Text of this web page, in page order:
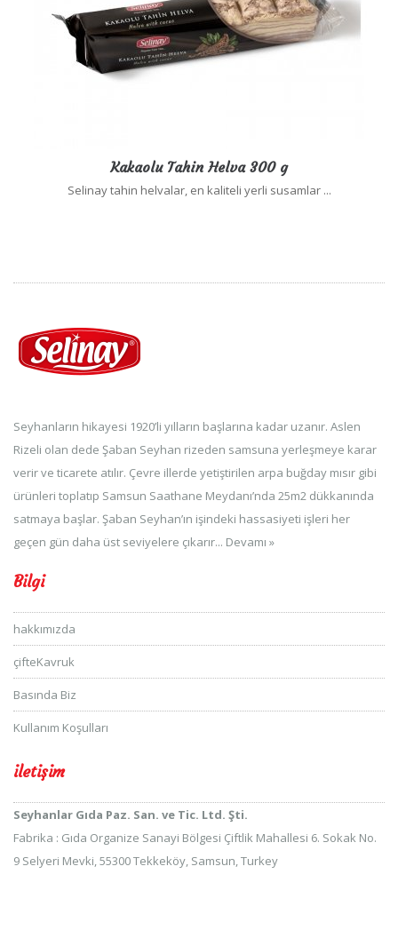
Kakaolu Tahin Helva 300 g
Selinay tahin helvalar, en kaliteli yerli susamlar ...
Seyhanların hikayesi 1920’li yılların başlarına kadar uzanır. Aslen
Rizeli olan dede Şaban Seyhan rizeden samsuna yerleşmeye karar
verir ve ticarete atılır. Çevre illerde yetiştirilen arpa buğday mısır gibi
ürünleri toplatıp Samsun Saathane Meydanı’nda 25m2 dükkanında
satmaya başlar. Şaban Seyhan’ın işindeki hassasiyeti işleri her
geçen gün daha üst seviyelere çıkarır... Devamı »
Bilgi
hakkımızda
çifteKavruk
Basında Biz
Kullanım Koşulları
iletişim
Seyhanlar Gıda Paz. San. ve Tic. Ltd. Şti.
Fabrika : Gıda Organize Sanayi Bölgesi Çiftlik Mahallesi 6. Sokak No.
9 Selyeri Mevki, 55300 Tekkeköy, Samsun, Turkey